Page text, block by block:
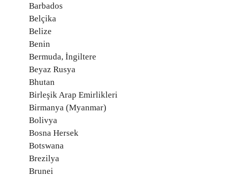
Barbados
Belçika
Belize
Benin
Bermuda, İngiltere
Beyaz Rusya
Bhutan
Birleşik Arap Emirlikleri
Birmanya (Myanmar)
Bolivya
Bosna Hersek
Botswana
Brezilya
Brunei